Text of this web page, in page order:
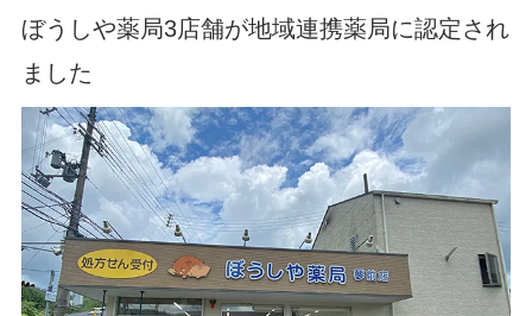
ぼうしや薬局3店舗が地域連携薬局に認定され
ました